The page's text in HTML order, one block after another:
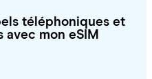
téléphoniques et
avec mon eSIM